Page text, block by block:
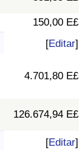
150,00 E£
[Editar]
4.701,80 E£
126.674,94 E£
[Editar]